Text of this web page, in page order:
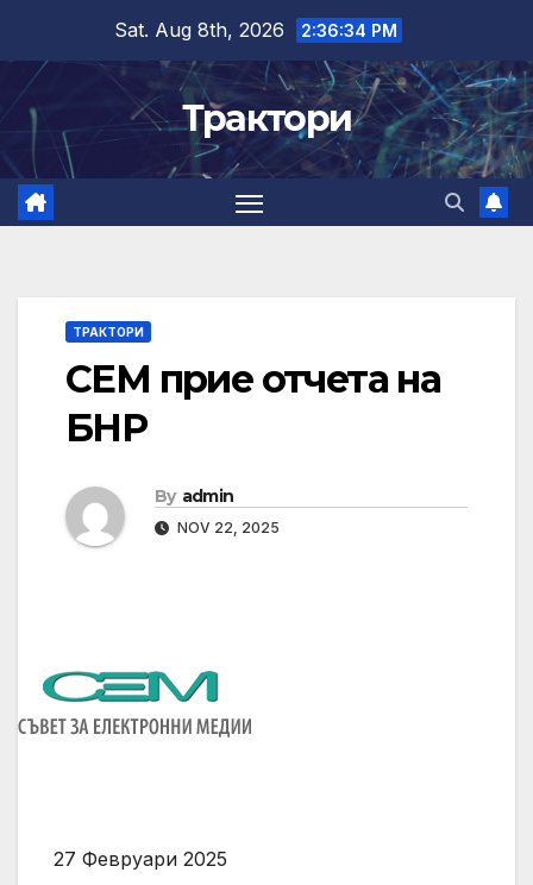
content
Sat. Aug 8th, 2026 2:36:35 PM
Трактори
ТРАКТОРИ
СЕМ прие отчета на
БНР
By admin
NOV 22, 2025
27 Февруари 2025